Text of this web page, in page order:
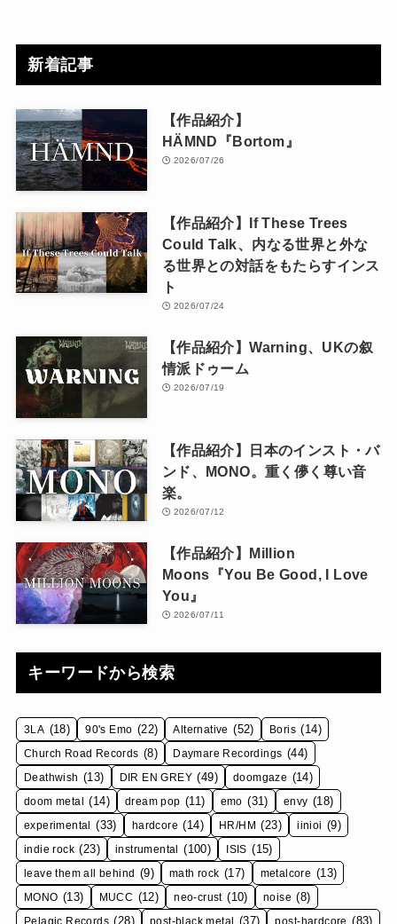
新着記事
【作品紹介】
HÄMND『Bortom』
2026/07/26
【作品紹介】If These Trees
Could Talk、内なる世界と外な
る世界との対話をもたらすインス
ト
2026/07/24
【作品紹介】Warning、UKの叙
情派ドゥーム
2026/07/19
【作品紹介】日本のインスト・バ
ンド、MONO。重く儚く尊い音
楽。
2026/07/12
【作品紹介】Million
Moons『You Be Good, I Love
You』
2026/07/11
キーワードから検索
3LA (18) 90's Emo (22) Alternative (52) Boris (14)
Church Road Records (8) Daymare Recordings (44)
Deathwish (13) DIR EN GREY (49) doomgaze (14)
doom metal (14) dream pop (11) emo (31) envy (18)
experimental (33) hardcore (14) HR/HM (23) iinioi (9)
indie rock (23) instrumental (100) ISIS (15)
leave them all behind (9) math rock (17) metalcore (13)
MONO (13) MUCC (12) neo-crust (10) noise (8)
Pelagic Records (28) post-black metal (37) post-hardcore (83)